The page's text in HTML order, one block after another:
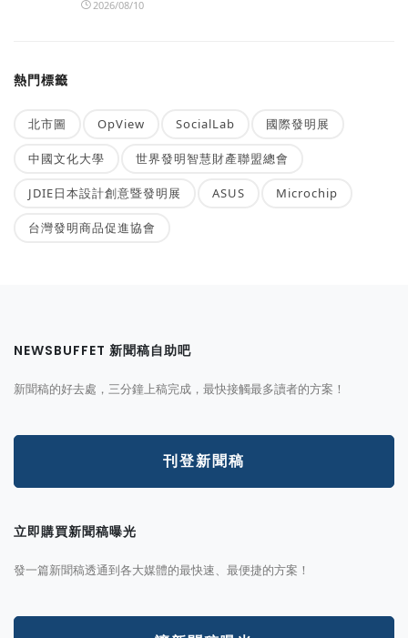
2026/08/10
熱門標籤
北市圖 OpView SocialLab 國際發明展
中國文化大學 世界發明智慧財產聯盟總會
JDIE日本設計創意暨發明展 ASUS Microchip
台灣發明商品促進協會
NEWSBUFFET 新聞稿自助吧
新聞稿的好去處，三分鐘上稿完成，最快接觸最多讀者的方案！
刊登新聞稿
立即購買新聞稿曝光
發一篇新聞稿透通到各大媒體的最快速、最便捷的方案！